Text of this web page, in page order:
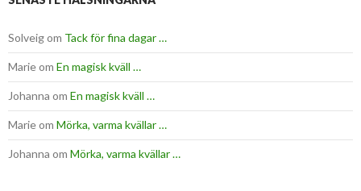
Solveigom Tack för fina dagar …
Marieom En magisk kväll …
Johanna om En magisk kväll …
Marieom Mörka, varma kvällar …
Johanna om Mörka, varma kvällar …